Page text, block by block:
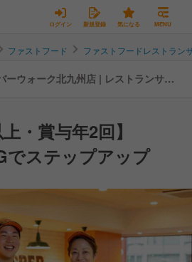
ログイン 新規登録 気になる MENU
ファストフード ファストフードレストラン
ーウォーク北九州店 | レストランサー
・賞与年2回】
でステップアップ